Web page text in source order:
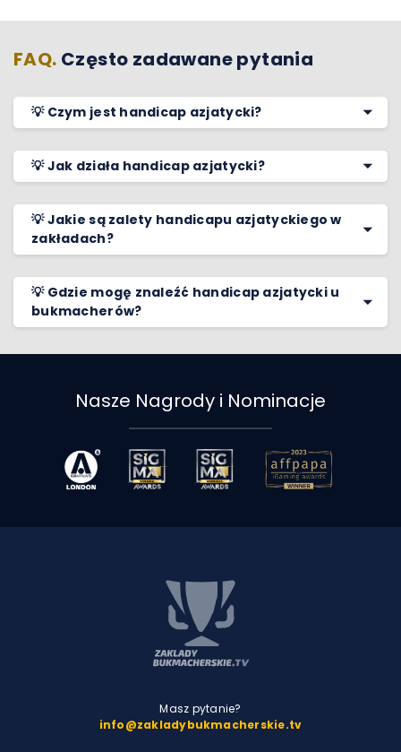
FAQ. Często zadawane pytania
💡 Czym jest handicap azjatycki?
💡 Jak działa handicap azjatycki?
💡 Jakie są zalety handicapu azjatyckiego w
zakładach?
💡 Gdzie mogę znaleźć handicap azjatycki u
bukmacherów?
Nasze Nagrody i Nominacje
Masz pytanie?
info@zakladybukmacherskie.tv